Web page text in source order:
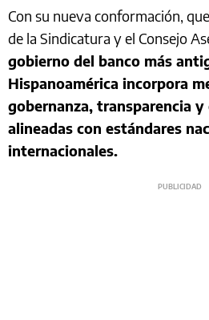
Con su nueva conformación,
de la Sindicatura y el Consejo
gobierno del banco más
Hispanoamérica incorpora
gobernanza, transparencia
alineadas con estándares
internacionales.